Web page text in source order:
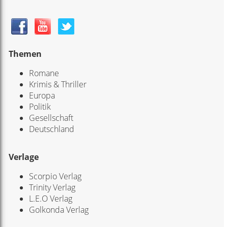
Themen
Romane
Krimis & Thriller
Europa
Politik
Gesellschaft
Deutschland
Verlage
Scorpio Verlag
Trinity Verlag
L.E.O Verlag
Golkonda Verlag